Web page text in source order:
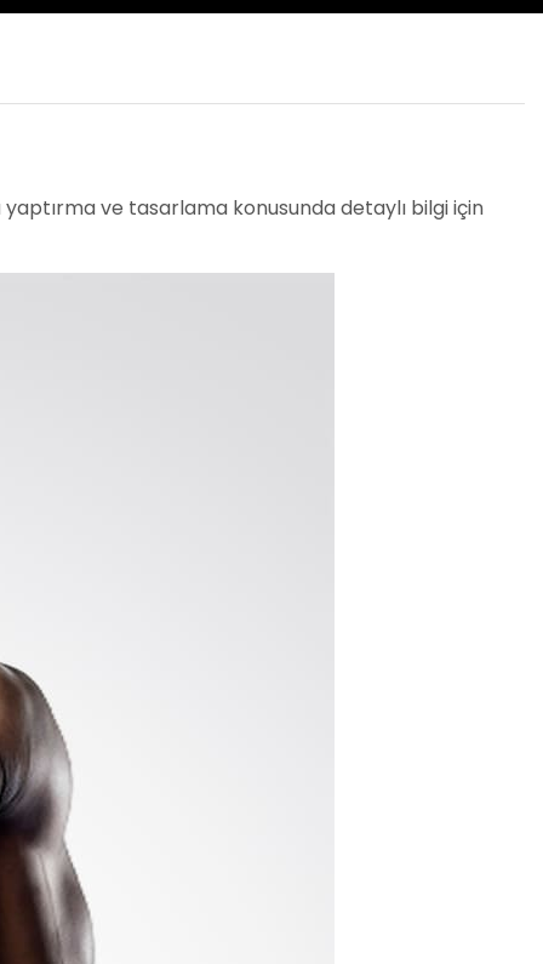
ve tasarlama konusunda detaylı bilgi için